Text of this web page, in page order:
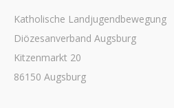
Katholische Landjugendbewegung
Diözesanverband Augsburg
Kitzenmarkt 20
86150 Augsburg